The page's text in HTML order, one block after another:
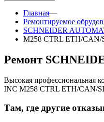
Главная—
Ремонтируемое
SCHNEIDER
M258 CTRL ETH/CAN/
Ремонт
Высокая профессиональная
INC M258 CTRL ETH/CAN/
Там, где другие